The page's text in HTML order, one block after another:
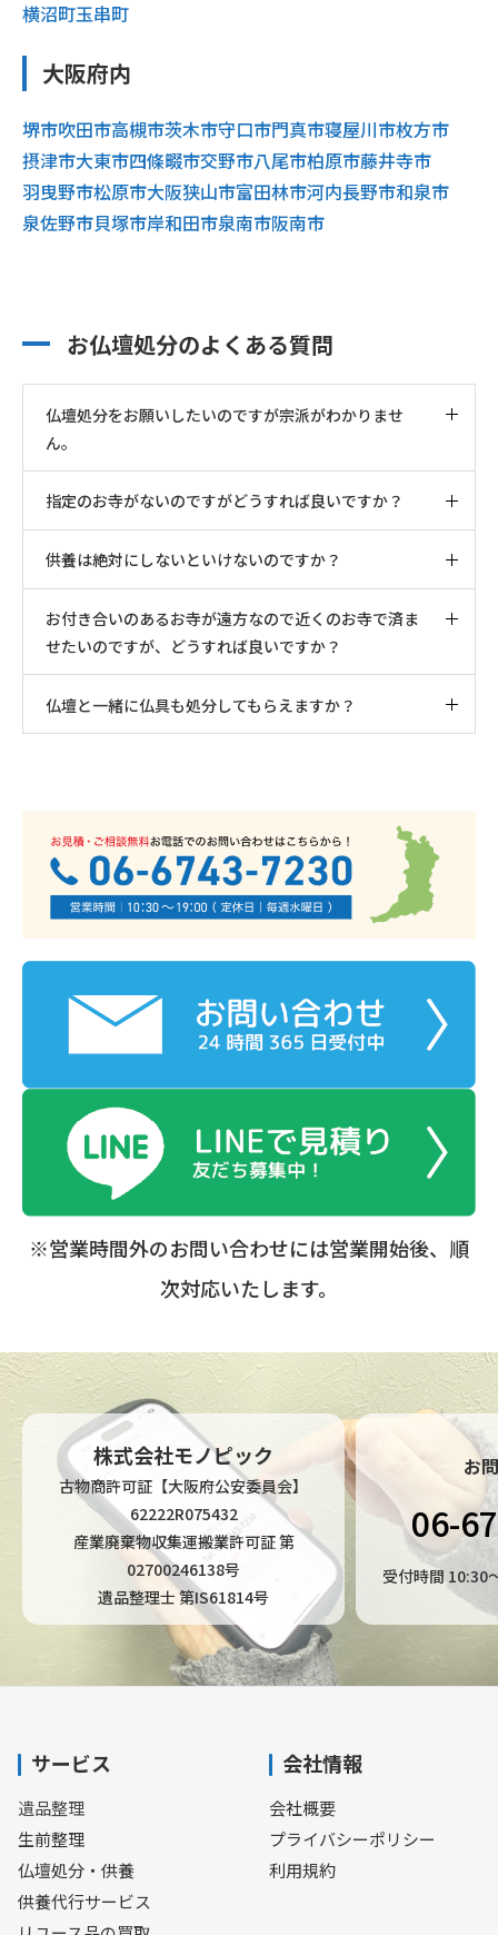
横沼町玉串町
大阪府内
堺市吹田市高槻市茨木市守口市門真市寝屋川市枚方市
摂津市大東市四條畷市交野市八尾市柏原市藤井寺市
羽曳野市松原市大阪狭山市富田林市河内長野市和泉市
泉佐野市貝塚市岸和田市泉南市阪南市
お仏壇処分のよくある質問
仏壇処分をお願いしたいのですが宗派がわかりませ
ん。
指定のお寺がないのですがどうすれば良いですか？
供養は絶対にしないといけないのですか？
お付き合いのあるお寺が遠方なので近くのお寺で済ま
せたいのですが、どうすれば良いですか？
仏壇と一緒に仏具も処分してもらえますか？
※営業時間外のお問い合わせには営業開始後、順
次対応いたします。
株式会社モノピック
古物商許可証【大阪府公安委員会】
62222R075432
産業廃棄物収集運搬業許可証 第
02700246138号
遺品整理士 第IS61814号
お
06-
受付時間 10:30
サービス
遺品整理
生前整理
仏壇処分・供養
供養代行サービス
会社情報
会社概要
プライバシーポリシー
利用規約